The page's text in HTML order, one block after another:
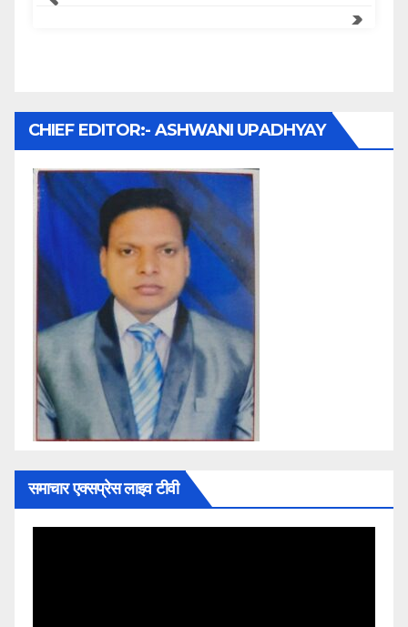
CHIEF EDITOR:- ASHWANI UPADHYAY
समाचार एक्सप्रेस लाइव टीवी